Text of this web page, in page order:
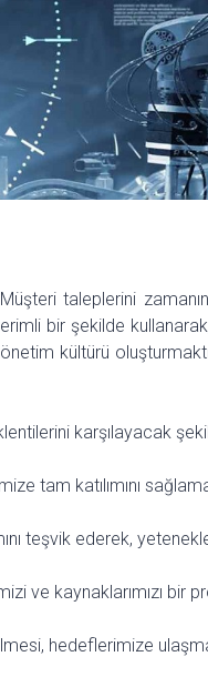
taleplerini
bir şekilde
kültürü
karşılayacak
tam katılımını
teşvik ederek,
ve kaynaklarımızı bir
hedeflerimize